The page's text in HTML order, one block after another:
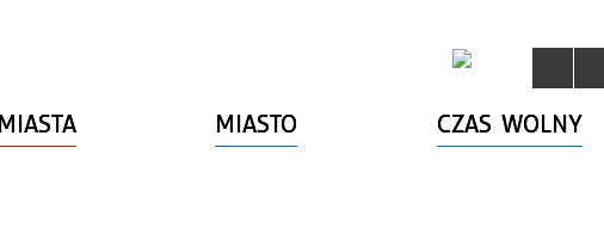
MIASTO CZAS WOLNY